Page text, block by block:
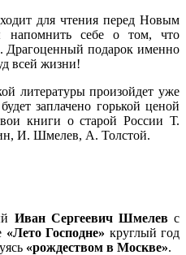
для чтения перед Новым
напомнить себе о том, что
Драгоценный подарок именно
всей жизни!
литературы произойдет уже
заплачено горькой ценой
книги о старой России Т.
И. Шмелев, А. Толстой.
Иван Сергеевич Шмелевс
«Лето Господне» круглый год
«рождеством в Москве».